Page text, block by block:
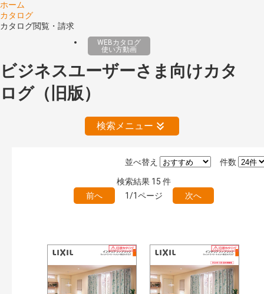
ホーム
カタログ
カタログ閲覧・請求
WEBカタログ
使い方動画
ビジネスユーザーさま向けカタ
ログ（旧版）
検索メニュー
絞り込みの解除
キーワード検索（あいまい）
目次も検索 検 索
おすすめハッシュタグ
件数
並べ替え
検索結果 15 件
前へ
1/1ページ 次へ